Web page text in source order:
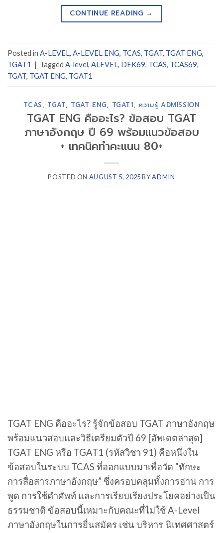
CONTINUE READING →
Posted in A-LEVEL A-LEVEL ENG TCAS TGAT TGAT ENG
TGAT1 | Tagged A-level ALEVEL DEK69 TCAS TCAS69
TGAT TGAT ENG TGAT1
TCAS, TGAT, TGAT ENG, TGAT1, ความรู้ ADMISSION
TGAT ENG คืออะไร? ข้อสอบ TGAT
ภาษาอังกฤษ ปี 69 พร้อมแนวข้อสอบ
+ เทคนิคทำคะแนน 80+
POSTED ON AUGUST 5, 2025BYADMIN
TGAT ENG คืออะไร? รู้จักข้อสอบ TGAT ภาษาอังกฤษ
พร้อมแนวสอบและวิธีเตรียมตัวปี 69 [อัพเดตล่าสุด]
TGAT ENG หรือ TGAT1 (รหัสวิชา 91) คือหนึ่งใน
ข้อสอบในระบบ TCAS ที่ออกแบบมาเพื่อวัด “ทักษะ
การสื่อสารภาษาอังกฤษ” ซึ่งครอบคลุมทั้งการอ่าน การ
พูด การใช้คำศัพท์ และการเรียบเรียงประโยคอย่างเป็น
ธรรมชาติ ข้อสอบนี้เหมาะกับคณะที่ไม่ใช้ A-Level
ภาษาอังกฤษในการยื่นสมัคร เช่น บริหาร นิเทศศาสตร์